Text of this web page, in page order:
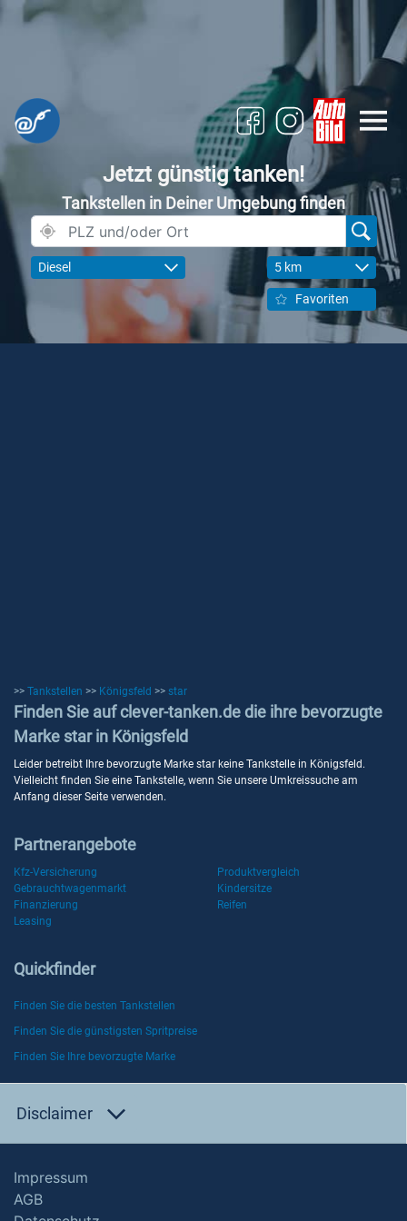
Jetzt günstig tanken!
Tankstellen in Deiner Umgebung finden
Diesel 5 km
Favoriten
>> Tankstellen >> Königsfeld >> star
Finden Sie auf clever-tanken.de die ihre bevorzugte
Marke star in Königsfeld
Leider betreibt Ihre bevorzugte Marke star keine Tankstelle in Königsfeld.
Vielleicht finden Sie eine Tankstelle, wenn Sie unsere Umkreissuche am
Anfang dieser Seite verwenden.
Partnerangebote
Kfz-Versicherung
Produktvergleich
Gebrauchtwagenmarkt
Kindersitze
Finanzierung
Reifen
Leasing
Quickfinder
Finden Sie die besten Tankstellen
Finden Sie die günstigsten Spritpreise
Finden Sie Ihre bevorzugte Marke
Disclaimer
Impressum
AGB